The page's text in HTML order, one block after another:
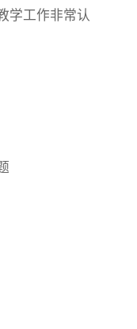
学工作非常认